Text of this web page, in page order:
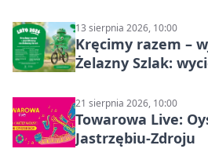
13 sierpnia 2026, 10:00
Kręcimy razem –
Żelazny Szlak:
21 sierpnia 2026, 10:00
Towarowa Live:
Jastrzębiu-Zdroju